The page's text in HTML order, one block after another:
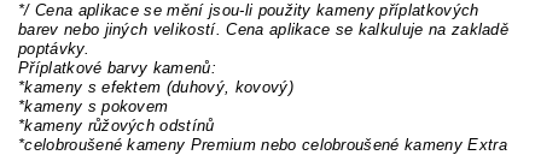
*/ Cena aplikace se mění jsou-li použity kameny příplatkových
barev nebo jiných velikostí. Cena aplikace se kalkuluje na zakladě
poptávky.
Příplatkové barvy kamenů:
*kameny s efektem (duhový, kovový)
*kameny s pokovem
*kameny růžových odstínů
*celobroušené kameny Premium nebo celobroušené kameny Extra